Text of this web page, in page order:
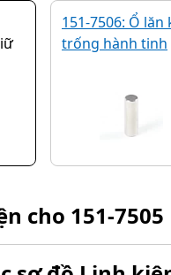
151-7506: Ổ lăn
trống hành tinh
cho 151-7505